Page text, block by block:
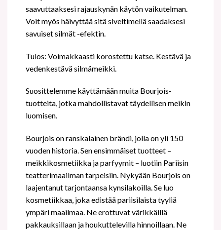
saavuttaaksesi rajauskynän käytön vaikutelman.
Voit myös häivyttää sitä siveltimellä saadaksesi
savuiset silmät -efektin.
Tulos: Voimakkaasti korostettu katse. Kestävä ja
vedenkestävä silmämeikki.
Suosittelemme käyttämään muita Bourjois-
tuotteita, jotka mahdollistavat täydellisen meikin
luomisen.
Bourjois on ranskalainen brändi, jolla on yli 150
vuoden historia. Sen ensimmäiset tuotteet –
meikkikosmetiikka ja parfyymit – luotiin Pariisin
teatterimaailman tarpeisiin. Nykyään Bourjois on
laajentanut tarjontaansa kynsilakoilla. Se luo
kosmetiikkaa, joka edistää pariisilaista tyyliä
ympäri maailmaa. Ne erottuvat värikkäillä
pakkauksillaan ja houkuttelevilla hinnoillaan. Ne